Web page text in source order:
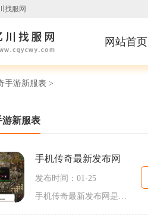
找服网
网站首页
手游新服表 >
游新服表
手机传奇最新发布网
发布时间：01-25
手机传奇最新发布网是一款备受玩家喜爱的手机游戏。这款游戏具有精美的画面，刺激的战斗和丰富多样的游戏玩法，为玩家带来了无尽的乐趣和挑战。在手机传奇最新发布网中，玩家